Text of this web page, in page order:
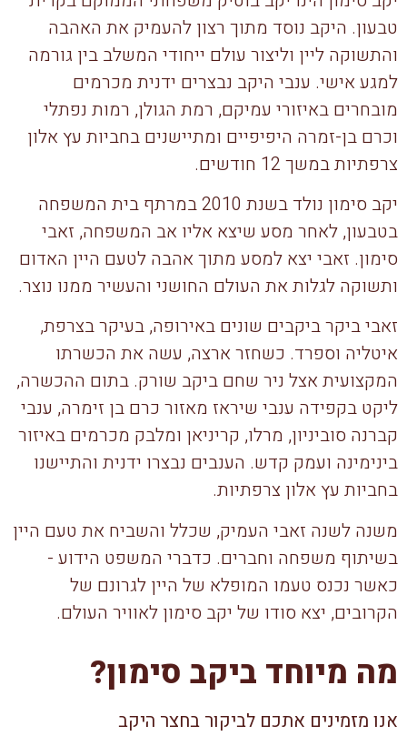
טבעון. היקב נוסד מתוך רצון להעמיק את האהבה
והתשוקה ליין וליצור עולם ייחודי המשלב בין גורמה
למגע אישי. ענבי היקב נבצרים ידנית מכרמים
מובחרים באיזורי עמיקם, רמת הגולן, רמות נפתלי
וכרם בן-זמרה היפיפיים ומתיישנים בחביות עץ אלון
צרפתיות במשך 12 חודשים.
יקב סימון נולד בשנת 2010 במרתף בית המשפחה
בטבעון, לאחר מסע שיצא אליו אב המשפחה, זאבי
סימון. זאבי יצא למסע מתוך אהבה לטעם היין האדום
ותשוקה לגלות את העולם החושני והעשיר ממנו נוצר.
זאבי ביקר ביקבים שונים באירופה, בעיקר בצרפת,
איטליה וספרד. כשחזר ארצה, עשה את הכשרתו
המקצועית אצל ניר שחם ביקב שורק. בתום ההכשרה,
ליקט בקפידה ענבי שיראז מאזור כרם בן זימרה, ענבי
קברנה סוביניון, מרלו, קריניאן ומלבק מכרמים באיזור
בינימינה ועמק קדש. הענבים נבצרו ידנית והתיישנו
בחביות עץ אלון צרפתיות.
​משנה לשנה זאבי העמיק, שכלל והשביח את טעם היין
בשיתוף משפחה וחברים. כדברי המשפט הידוע -
כאשר נכנס טעמו המופלא של היין לגרונם של
הקרובים, יצא סודו של יקב סימון לאוויר העולם.
מה מיוחד ביקב סימון?
אנו מזמינים אתכם לביקור בחצר היקב